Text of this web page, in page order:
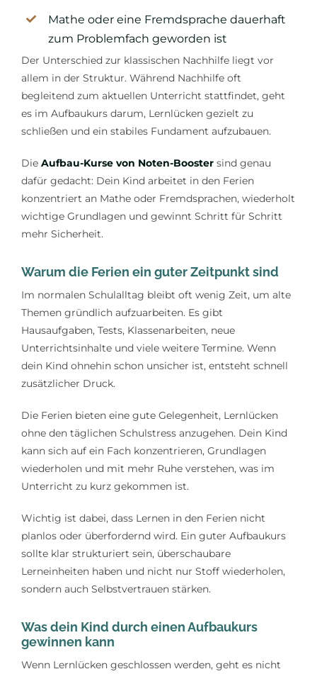
Mathe oder eine Fremdsprache dauerhaft
zum Problemfach geworden ist
Der Unterschied zur klassischen Nachhilfe liegt vor
allem in der Struktur. Während Nachhilfe oft
begleitend zum aktuellen Unterricht stattfindet, geht
es im Aufbaukurs darum, Lernlücken gezielt zu
schließen und ein stabiles Fundament aufzubauen.
Die Aufbau-Kurse von Noten-Boostersind genau
dafür gedacht: Dein Kind arbeitet in den Ferien
konzentriert an Mathe oder Fremdsprachen, wiederholt
wichtige Grundlagen und gewinnt Schritt für Schritt
mehr Sicherheit.
Warum die Ferien ein guter Zeitpunkt sind
Im normalen Schulalltag bleibt oft wenig Zeit, um alte
Themen gründlich aufzuarbeiten. Es gibt
Hausaufgaben, Tests, Klassenarbeiten, neue
Unterrichtsinhalte und viele weitere Termine. Wenn
dein Kind ohnehin schon unsicher ist, entsteht schnell
zusätzlicher Druck.
Die Ferien bieten eine gute Gelegenheit, Lernlücken
ohne den täglichen Schulstress anzugehen. Dein Kind
kann sich auf ein Fach konzentrieren, Grundlagen
wiederholen und mit mehr Ruhe verstehen, was im
Unterricht zu kurz gekommen ist.
Wichtig ist dabei, dass Lernen in den Ferien nicht
planlos oder überfordernd wird. Ein guter Aufbaukurs
sollte klar strukturiert sein, überschaubare
Lerneinheiten haben und nicht nur Stoff wiederholen,
sondern auch Selbstvertrauen stärken.
Was dein Kind durch einen Aufbaukurs
gewinnen kann
Wenn Lernlücken geschlossen werden, geht es nicht